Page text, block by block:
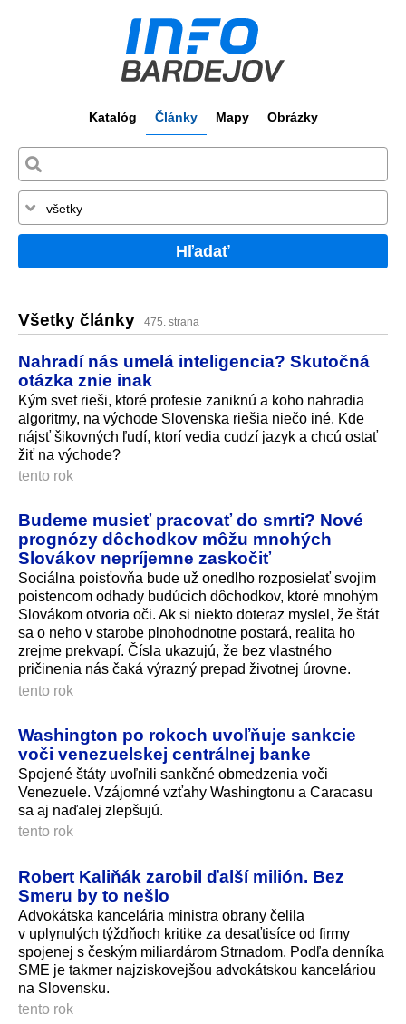
Katalóg Články Mapy Obrázky
Hľadať
Všetky články 475. strana
Nahradí nás umelá inteligencia? Skutočná
otázka znie inak
Kým svet rieši, ktoré profesie zaniknú a koho nahradia
algoritmy, na východe Slovenska riešia niečo iné. Kde
nájsť šikovných ľudí, ktorí vedia cudzí jazyk a chcú ostať
žiť na východe?
tento rok
Budeme musieť pracovať do smrti? Nové
prognózy dôchodkov môžu mnohých
Slovákov nepríjemne zaskočiť
Sociálna poisťovňa bude už onedlho rozposielať svojim
poistencom odhady budúcich dôchodkov, ktoré mnohým
Slovákom otvoria oči. Ak si niekto doteraz myslel, že štát
sa o neho v starobe plnohodnotne postará, realita ho
zrejme prekvapí. Čísla ukazujú, že bez vlastného
pričinenia nás čaká výrazný prepad životnej úrovne.
tento rok
Washington po rokoch uvoľňuje sankcie
voči venezuelskej centrálnej banke
Spojené štáty uvoľnili sankčné obmedzenia voči
Venezuele. Vzájomné vzťahy Washingtonu a Caracasu
sa aj naďalej zlepšujú.
tento rok
Robert Kaliňák zarobil ďalší milión. Bez
Smeru by to nešlo
Advokátska kancelária ministra obrany čelila
v uplynulých týždňoch kritike za desaťtisíce od firmy
spojenej s českým miliardárom Strnadom. Podľa denníka
SME je takmer najziskovejšou advokátskou kanceláriou
na Slovensku.
tento rok